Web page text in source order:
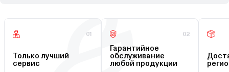
01
Только лучший
сервис
02
Гарантийное
обслуживание
любой продукции